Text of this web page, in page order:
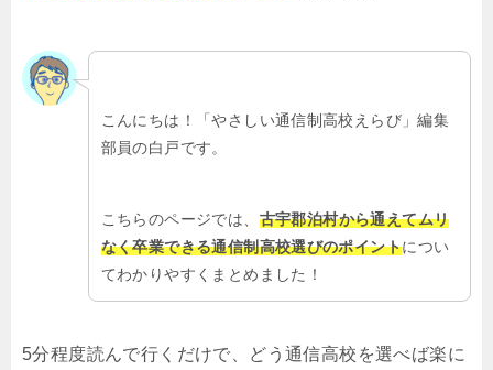
こんにちは！「やさしい通信制高校えらび」編集
部員の白戸です。
こちらのページでは、 古宇郡泊村から通えてムリ
なく卒業できる通信制高校選びのポイントについ
てわかりやすくまとめました！
5分程度読んで行くだけで、どう通信高校を選べば楽に